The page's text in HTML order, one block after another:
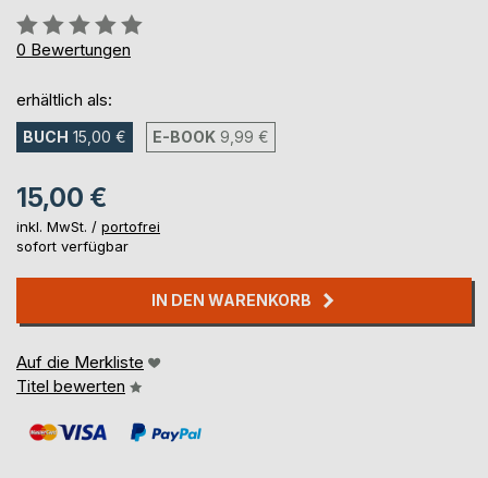
Bewertung::
0%
0 Bewertungen
erhältlich als:
BUCH 15,00 € E-BOOK 9,99 €
15,00 €
inkl. MwSt. / portofrei
sofort verfügbar
IN DEN WARENKORB
Auf die Merkliste
Titel bewerten